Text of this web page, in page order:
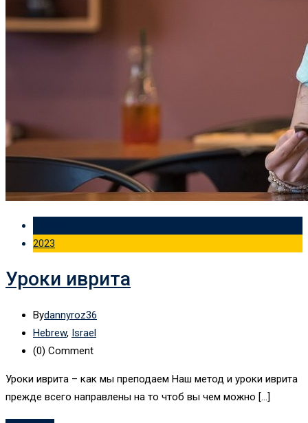
2023
Уроки иврита
Bydannyroz36
Hebrew, Israel
(0) Comment
Уроки иврита – как мы преподаем Наш метод и уроки иврита
прежде всего направлены на то чтоб вы чем можно […]